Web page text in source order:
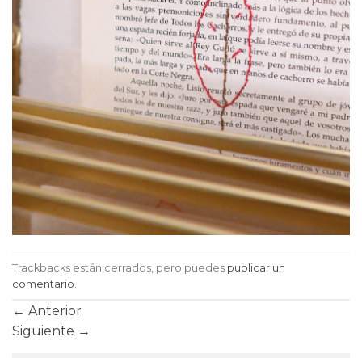
Trackbacks están cerrados, pero puedes publicar un
comentario.
← Anterior
Siguiente →